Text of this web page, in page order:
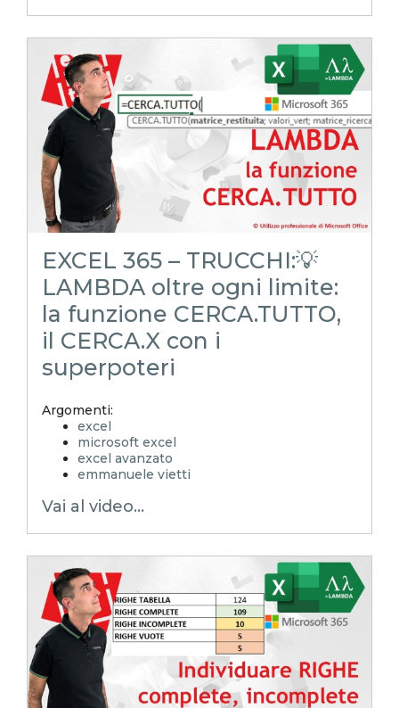
reporting in excel
Experta
xlsx
excel magico
excel facile
EXCELoltreognilimite
EXCELtrucchiesegreti
excel tips
excel tutorial italiano
funzione lambda
lambda
estraitestomaiusc
testo maiuscolo
EXCEL 365 – TRUCCHI:💡
LAMBDA oltre ogni limite:
la funzione CERCA.TUTTO,
il CERCA.X con i
superpoteri
Argomenti:
excel
microsoft excel
excel avanzato
emmanuele vietti
excel tutorial ita
reporting in excel
Experta
xlsx
excel magico
excel facile
EXCELoltreognilimite
EXCELtrucchiesegreti
excel tips
excel tutorial italiano
funzione lambda
lambda
Vai al video...